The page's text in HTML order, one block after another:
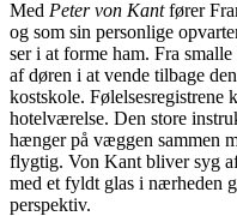
Med Peter von Kantfører
og som sin personlige
ser i at forme ham. Fra
af døren i at vende tilbage
kostskole.
hotelværelse. Den store
hænger på væggen sammen
flygtig. Von Kant bliver syg
med et fyldt glas i nærheden
perspektiv.